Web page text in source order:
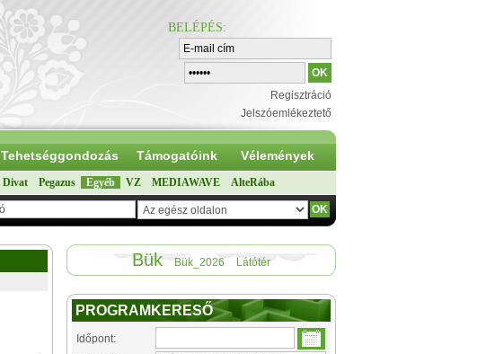
BELÉPÉS:
Regisztráció
Jelszóemlékeztető
Tehetséggondozás Támogatóink Vélemények
Divat Pegazus Egyéb VZ MEDIAWAVE AlteRába
Bük Bük_2026 Látótér
PROGRAMKERESŐ
Időpont: